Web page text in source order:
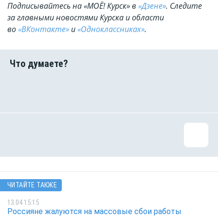
Подписывайтесь на «МОЁ! Курск» в «Дзене». Cледите
за главными новостями Курска и области
во«ВКонтакте» и«Одноклассниках».
ЧИТАЙТЕ ТАКЖЕ
13.04 15:15
Россияне жалуются на массовые сбои работы